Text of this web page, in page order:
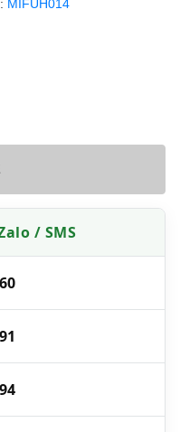
MIFUH014
/ SMS